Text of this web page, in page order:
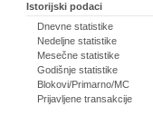
Istorijski podaci
Dnevne statistike
Nedeljne statistike
Mesečne statistike
Godišnje statistike
Blokovi/Primarno/MC
Prijavljene transakcije